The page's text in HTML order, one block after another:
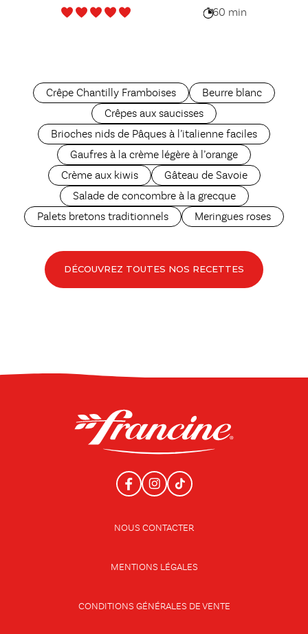
60 min
Crêpe Chantilly Framboises
Beurre blanc
Crêpes aux saucisses
Brioches nids de Pâques à l’italienne faciles
Gaufres à la crème légère à l’orange
Crème aux kiwis
Gâteau de Savoie
Salade de concombre à la grecque
Palets bretons traditionnels
Meringues roses
DÉCOUVREZ TOUTES NOS RECETTES
NOUS CONTACTER
MENTIONS LÉGALES
CONDITIONS GÉNÉRALES DE VENTE